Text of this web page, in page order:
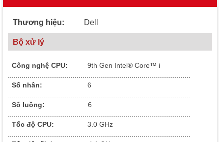
Thương hiệu: Dell
Bộ xử lý
Công nghệ CPU: 9th Gen Intel® Core™ i
Số nhân:
6
Số luồng: 6
Tốc độ CPU: 3.0 GHz